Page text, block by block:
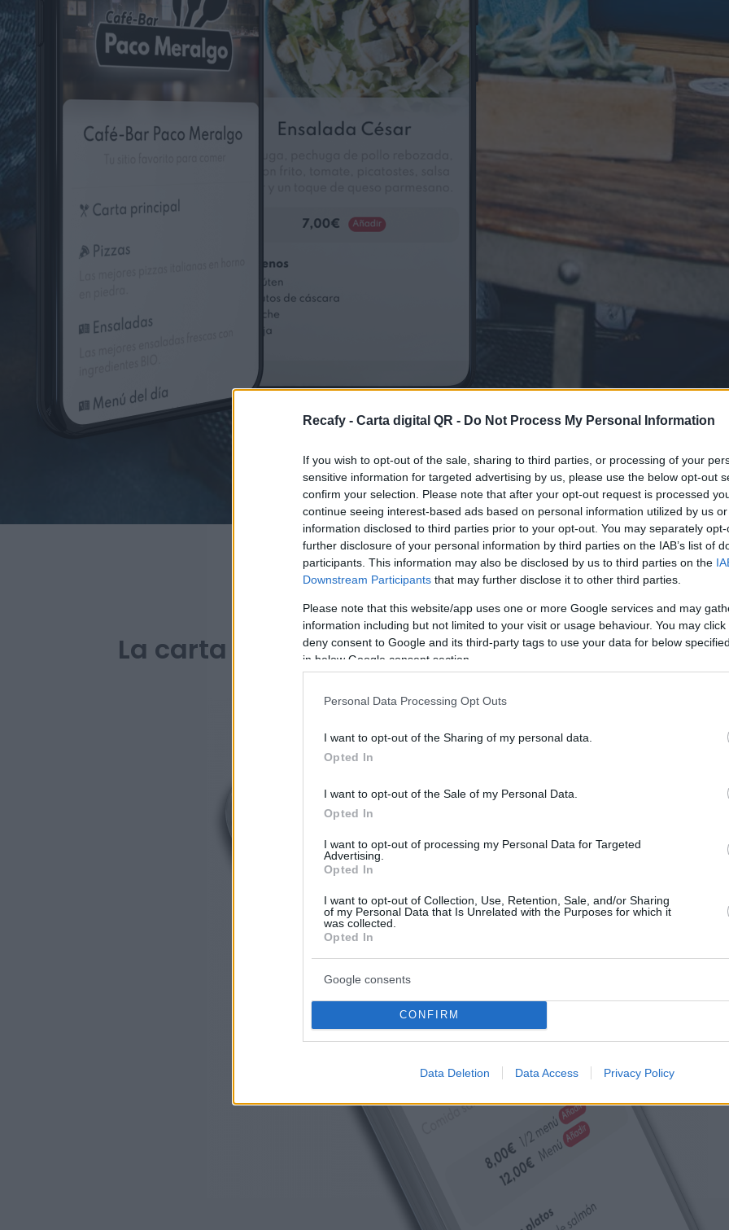
Recafy - Carta digital QR - Do Not Process My Personal Information
If you wish to opt-out of the sale, sharing to third parties, or processing of your
sensitive information for targeted advertising by us, please use the below opt-out
confirm your selection. Please note that after your opt-out request is processed
continue seeing interest-based ads based on personal information utilized by us
information disclosed to third parties prior to your opt-out. You may separately
further disclosure of your personal information by third parties on the IAB’s list of
participants. This information may also be disclosed by us to third parties on the
Downstream Participants that may further disclose it to other third parties.
Please note that this website/app uses one or more Google services and may
information including but not limited to your visit or usage behaviour. You may
deny consent to Google and its third-party tags to use your data for below
in below Google consent section.
Personal Data Processing Opt Outs
I want to opt-out of the Sharing of my personal data.
Opted In
I want to opt-out of the Sale of my Personal Data.
Opted In
I want to opt-out of processing my Personal Data for Targeted
Advertising.
Opted In
I want to opt-out of Collection, Use, Retention, Sale, and/or Sharing
of my Personal Data that Is Unrelated with the Purposes for which it
was collected.
Opted In
Google consents
CONFIRM
Data Deletion Data Access Privacy Policy
PARA BARES Y RESTAURANTES DE NUEVO LEÓN
La carta digital definitiva para tu bar o